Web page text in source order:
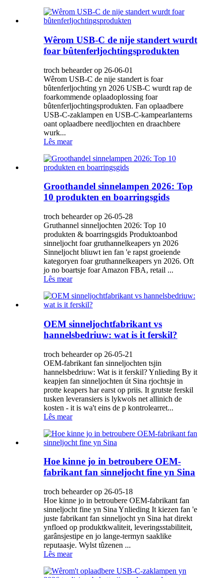
Wêrom USB-C de nije standert wurdt
foar bûtenferljochtingsprodukten
troch behearder op 26-06-01
Wêrom USB-C de nije standert is foar
bûtenferljochting yn 2026 USB-C wurdt rap de
foarkommende oplaadoplossing foar
bûtenferljochtingsprodukten. Fan oplaadbere
USB-C-zaklampen en USB-C-kampearlanterns
oant oplaadbere needljochten en draachbere
wurk...
Lês mear
Groothandel sinnelampen 2026: Top
10 produkten en boarringsgids
troch behearder op 26-05-28
Gruthannel sinneljochten 2026: Top 10
produkten & boarringsgids Produktoanbod
sinneljocht foar gruthannelkeapers yn 2026
Sinneljocht bliuwt ien fan 'e rapst groeiende
kategoryen foar gruthannelkeapers yn 2026. Oft
jo no boartsje foar Amazon FBA, retail ...
Lês mear
OEM sinneljochtfabrikant vs
hannelsbedriuw: wat is it ferskil?
troch behearder op 26-05-21
OEM-fabrikant fan sinneljochten tsjin
hannelsbedriuw: Wat is it ferskil? Ynlieding By it
keapjen fan sinneljochten út Sina rjochtsje in
protte keapers har earst op priis. It grutste ferskil
tusken leveransiers is lykwols net allinich de
kosten - it is wa't eins de p kontrolearret...
Lês mear
Hoe kinne jo in betroubere OEM-
fabrikant fan sinneljocht fine yn Sina
troch behearder op 26-05-18
Hoe kinne jo in betroubere OEM-fabrikant fan
sinneljocht fine yn Sina Ynlieding It kiezen fan 'e
juste fabrikant fan sinneljocht yn Sina hat direkt
ynfloed op produktkwaliteit, leveringsstabiliteit,
garânsjestipe en jo lange-termyn saaklike
reputaasje. Wylst tûzenen ...
Lês mear